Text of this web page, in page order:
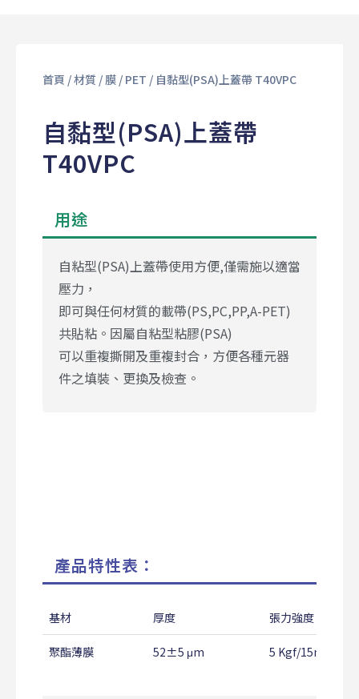
首頁 /材質/膜/ PET / 自黏型(PSA)上蓋帶 T40VPC
自黏型(PSA)上蓋帶
T40VPC
用途
自粘型(PSA)上蓋帶使用方便,僅需施以適當
壓力，
即可與任何材質的載帶(PS,PC,PP,A-PET)
共貼粘。因屬自粘型粘膠(PSA)
可以重複撕開及重複封合，方便各種元器
件之填裝、更換及檢查。
產品特性表：
基材 厚度 張力強度
聚酯薄膜 52±5 μm 5 Kgf/15mm